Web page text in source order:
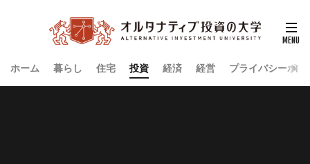
ホーム 暮らし 住宅 投資 経済 経営 プライバシーポリ